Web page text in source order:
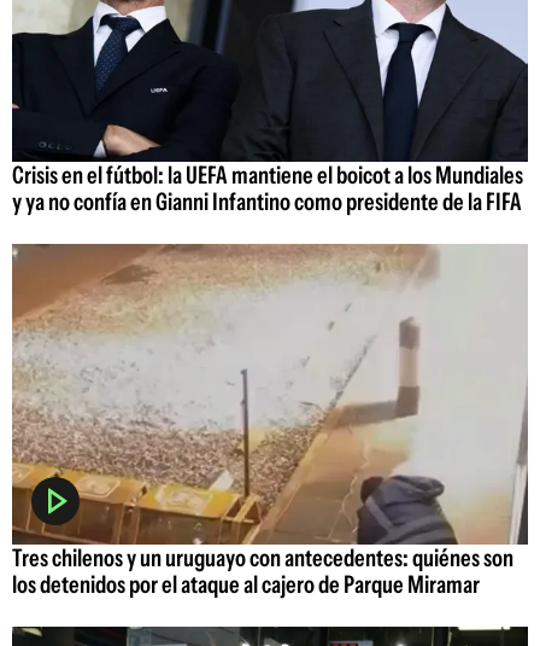
Crisis en el fútbol: la UEFA mantiene el boicot a los Mundiales
y ya no confía en Gianni Infantino como presidente de la FIFA
Tres chilenos y un uruguayo con antecedentes: quiénes son
los detenidos por el ataque al cajero de Parque Miramar